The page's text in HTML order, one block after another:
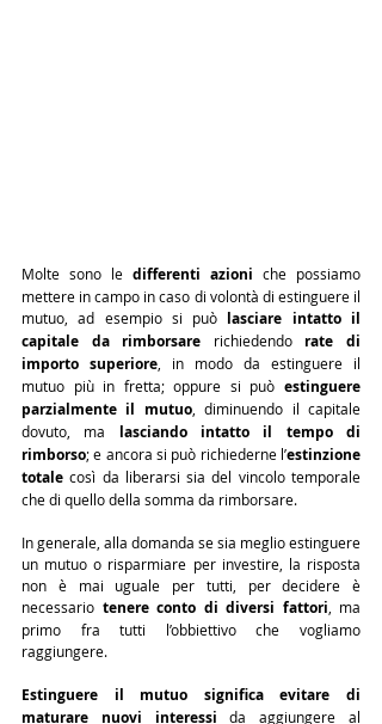
Molte sono le differenti azioni che possiamo
mettere in campo in caso di volontà di estinguere il
mutuo, ad esempio si può lasciare intatto il
capitale da rimborsare richiedendo rate di
importo superiore , in modo da estinguere il
mutuo più in fretta; oppure si può estinguere
parzialmente il mutuo, diminuendo il capitale
dovuto, ma lasciando intatto il tempo di
rimborso; e ancora si può richiederne l’estinzione
totale così da liberarsi sia del vincolo temporale
che di quello della somma da rimborsare.
In generale, alla domanda se sia meglio estinguere
un mutuo o risparmiare per investire, la risposta
non è mai uguale per tutti, per decidere è
necessario tenere conto di diversi fattori , ma
primo fra tutti l’obbiettivo che vogliamo
raggiungere.
Estinguere il mutuo significa evitare di
maturare nuovi interessi da aggiungere al